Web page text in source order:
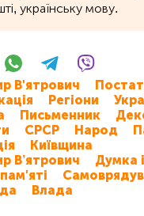
українську мову.
В'ятрович
Регіони
Письменник
СРСР Народ
Київщина
В’ятрович
Думка
Влада